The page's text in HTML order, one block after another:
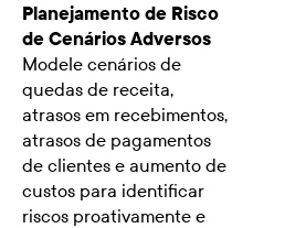
Planejamento de Risco
de Cenários Adversos
Modele cenários de
quedas de receita,
atrasos em recebimentos,
atrasos de pagamentos
de clientes e aumento de
custos para identificar
riscos proativamente e